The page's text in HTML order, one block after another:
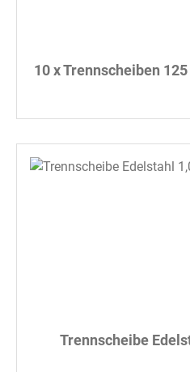
10 x Trennscheiben
Trennscheibe